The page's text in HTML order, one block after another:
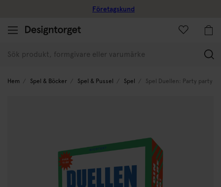
Företagskund
Hem Spel & Böcker Spel & Pussel Spel Spel Duellen: Party party